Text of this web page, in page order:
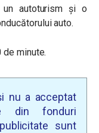
un autoturism și o
auto.
minute.
nu a acceptat
din fonduri
sunt